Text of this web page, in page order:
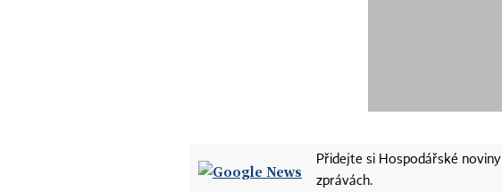
Přidejte si Hospodářské noviny
zprávách.